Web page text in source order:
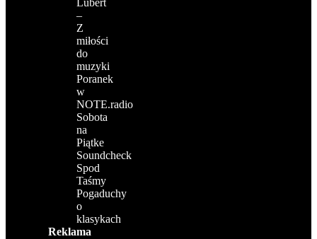
Lubert
–
Z
miłości
do
muzyki
Poranek
w
NOTE.radio
Sobota
na
Piątke
Soundcheck
Spod
Taśmy
Pogaduchy
o
klasykach
Reklama